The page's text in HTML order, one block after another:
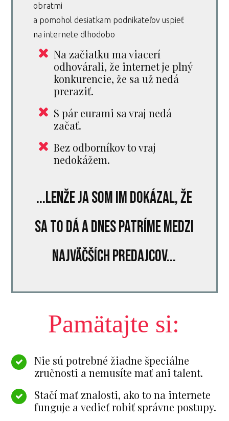
obratmi
a pomohol desiatkam podnikateľov uspieť
na internete dlhodobo
Na začiatku ma viacerí
odhovárali, že internet je plný
konkurencie, že sa už nedá
preraziť.
S pár eurami sa vraj nedá
začať.
Bez odborníkov to vraj
nedokážem.
...lenže ja som im dokázal, že
sa to dá a dnes patríme medzi
najväčších predajcov...
Pamätajte si:
Nie sú potrebné žiadne špeciálne
zručnosti a nemusíte mať ani talent.
Stačí mať znalosti, ako to na internete
funguje a vedieť robiť správne postupy.